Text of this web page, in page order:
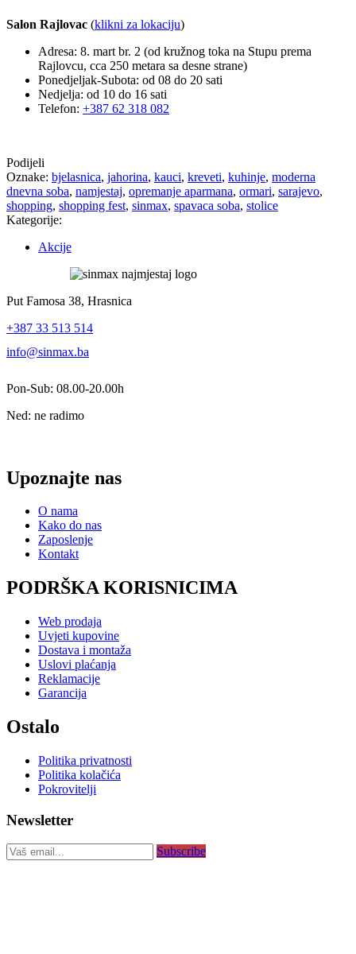
Salon Rajlovac (klikni za lokaciju)
Adresa: 8. mart br. 2 (od kružnog toka na Stupu prema
Rajlovcu, cca 250 metara sa desne strane)
Ponedjeljak-Subota: od 08 do 20 sati
Nedjelja: od 10 do 16 sati
Telefon: +387 62 318 082
Podijeli
Oznake: bjelasnica, jahorina, kauci, kreveti, kuhinje, moderna
dnevna soba, namjestaj, opremanje aparmana, ormari, sarajevo,
shopping, shopping fest, sinmax, spavaca soba, stolice
Kategorije:
Akcije
Put Famosa 38, Hrasnica
+387 33 513 514
info@sinmax.ba
Pon-Sub: 08.00-20.00h
Ned: ne radimo
Upoznajte nas
O nama
Kako do nas
Zaposlenje
Kontakt
PODRŠKA KORISNICIMA
Web prodaja
Uvjeti kupovine
Dostava i montaža
Uslovi plaćanja
Reklamacije
Garancija
Ostalo
Politika privatnosti
Politika kolačića
Pokrovitelji
Newsletter
Subscribe